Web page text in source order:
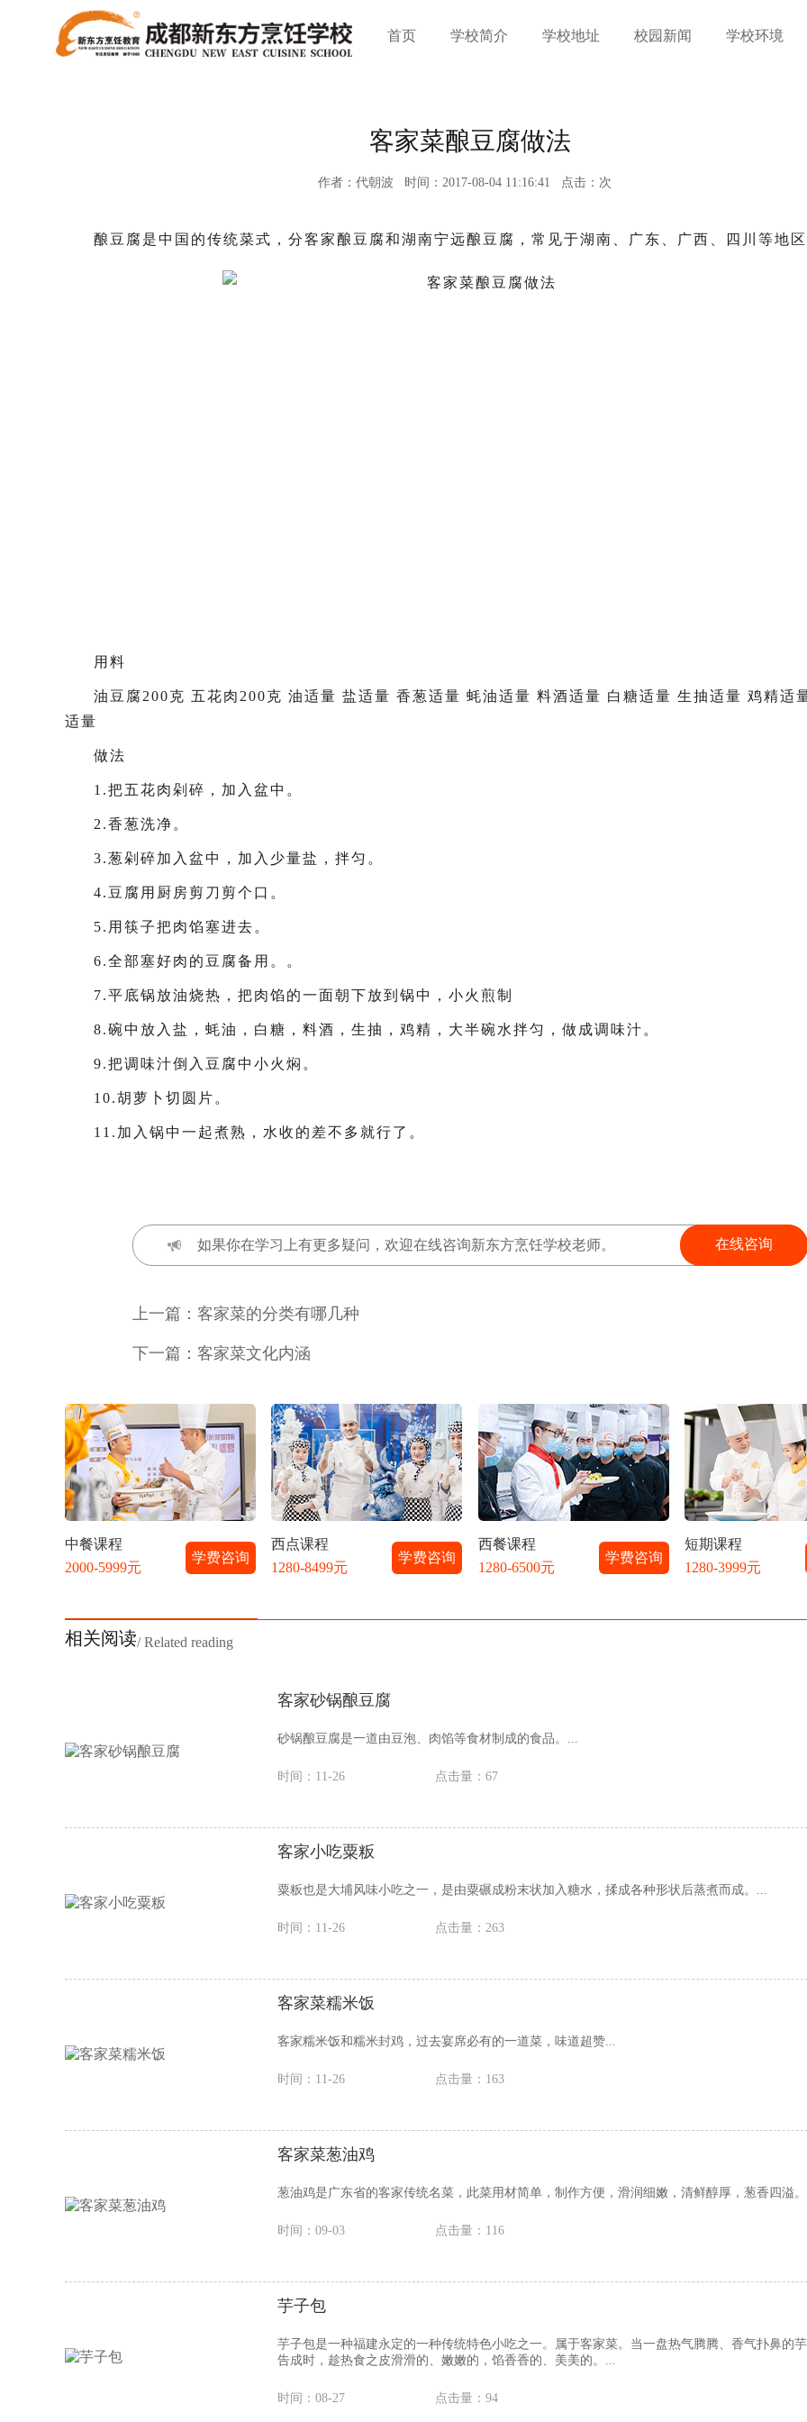
首页 学校简介 学校地址 校园新闻 学校环境
客家菜酿豆腐做法
作者：代朝波 时间：2017-08-04 11:16:41 点击： 次
酿豆腐是中国的传统菜式，分客家酿豆腐和湖南宁远酿豆腐，常见于湖南、广东、广西、四川等地
用料
油豆腐200克 五花肉200克 油适量 盐适量 香葱适量 蚝油适量 料酒适量 白糖适量 生抽适量 鸡精适
适量
做法
1.把五花肉剁碎，加入盆中。
2.香葱洗净。
3.葱剁碎加入盆中，加入少量盐，拌匀。
4.豆腐用厨房剪刀剪个口。
5.用筷子把肉馅塞进去。
6.全部塞好肉的豆腐备用。。
7.平底锅放油烧热，把肉馅的一面朝下放到锅中，小火煎制
8.碗中放入盐，蚝油，白糖，料酒，生抽，鸡精，大半碗水拌匀，做成调味汁。
9.把调味汁倒入豆腐中小火焖。
10.胡萝卜切圆片。
11.加入锅中一起煮熟，水收的差不多就行了。
如果你在学习上有更多疑问，欢迎在线咨询新东方烹饪学校老师。 在线咨询
上一篇： 客家菜的分类有哪几种
下一篇： 客家菜文化内涵
中餐课程
2000-5999元
学费咨询
西点课程
1280-8499元
学费咨询
西餐课程
1280-6500元
学费咨询
短期课程
1280-3999元
相关阅读/ Related reading
客家砂锅酿豆腐
砂锅酿豆腐是一道由豆泡、肉馅等食材制成的食品。...
时间：11-26 点击量：67
客家小吃粟粄
粟粄也是大埔风味小吃之一，是由粟碾成粉末状加入糖水，揉成各种形状后蒸煮而成。...
时间：11-26 点击量：263
客家菜糯米饭
客家糯米饭和糯米封鸡，过去宴席必有的一道菜，味道超赞...
时间：11-26 点击量：163
客家菜葱油鸡
葱油鸡是广东省的客家传统名菜，此菜用材简单，制作方便，滑润细嫩，清鲜醇厚，葱香四溢
时间：09-03 点击量：116
芋子包
芋子包是一种福建永定的一种传统特色小吃之一。属于客家菜。当一盘热气腾腾、香气扑鼻的
告成时，趁热食之皮滑滑的、嫩嫩的，馅香香的、美美的。...
时间：08-27 点击量：94